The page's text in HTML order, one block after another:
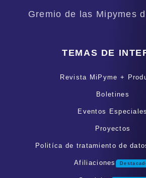
Gremio de las Mipymes
TEMAS DE
Revista MiPyme +
Boletines
Eventos Especiales
Proyectos
Politíca de tratamiento de
Afiliaciones